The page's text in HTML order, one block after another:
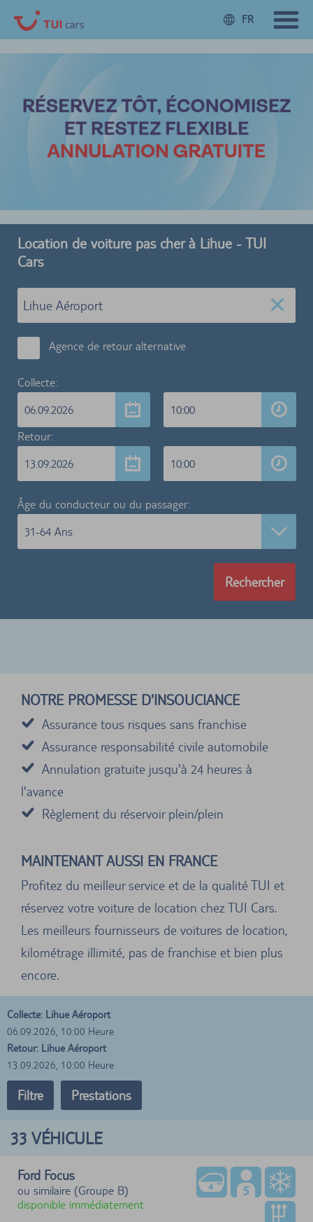
FR
Location de voiture pas cher à Lihue - TUI
Cars
Agence de retour alternative
Collecte:
06.09.2026
10:00
Retour:
13.09.2026
10:00
Âge du conducteur ou du passager:
31-64 Ans
Rechercher
NOTRE PROMESSE D'INSOUCIANCE
Assurance tous risques sans franchise
Assurance responsabilité civile automobile
Annulation gratuite jusqu'à 24 heures à
l'avance
Règlement du réservoir plein/plein
MAINTENANT AUSSI EN FRANCE
Profitez du meilleur service et de la qualité TUI et
réservez votre voiture de location chez TUI Cars.
Les meilleurs fournisseurs de voitures de location,
kilométrage illimité, pas de franchise et bien plus
encore.
Collecte: Lihue Aéroport
06.09.2026, 10:00 Heure
Retour: Lihue Aéroport
13.09.2026, 10:00 Heure
Filtre Prestations
33 VÉHICULE
Ford Focus
ou similaire (Groupe B)
disponible immédiatement